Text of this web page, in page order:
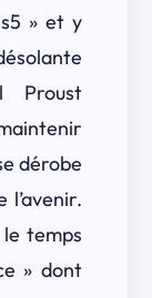
» et y
Proust
dérobe
temps
» dont